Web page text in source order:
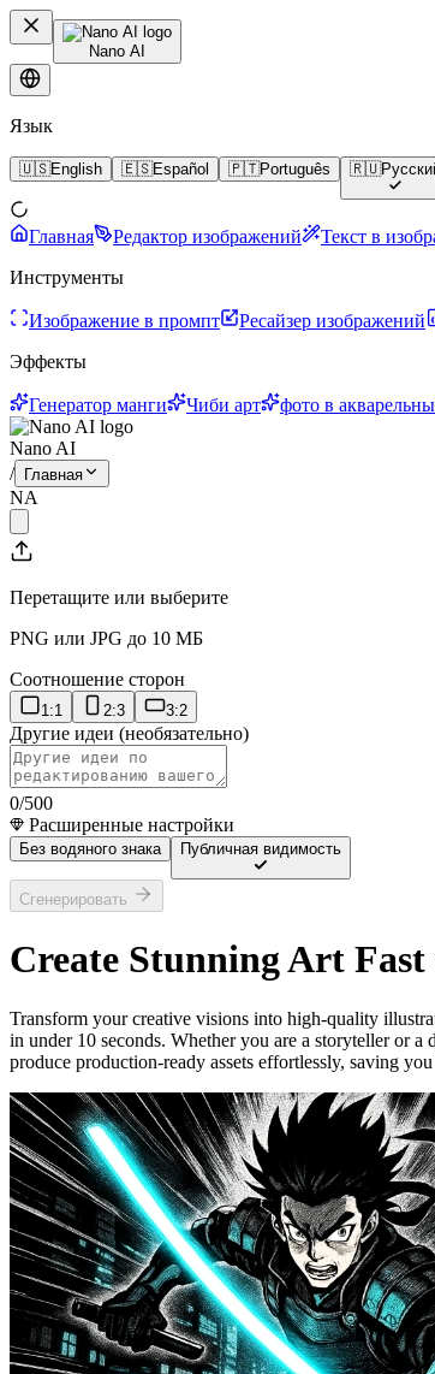
Nano AI
Язык
🇺🇸English 🇪🇸Español 🇵🇹Português 🇷🇺
Главная Редактор изображений Текст в
Инструменты
Изображение в промпт Ресайзер изображений
Эффекты
Генератор манги Чиби арт фото в
Nano AI
/
Главная
NA
Перетащите или выберите
PNG или JPG до 10 МБ
Соотношение сторон
1:1 2:3 3:2
Другие идеи (необязательно)
0/500
Расширенные настройки
Без водяного знака Публичная видимость
Сгенерировать
Create Stunning Art
Transform your creative visions into high-quality
in under 10 seconds. Whether you are a storyteller or
produce production-ready assets effortlessly, saving